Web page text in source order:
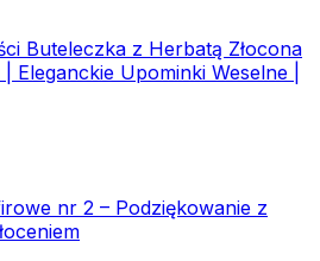
Buteleczka z Herbatą Złocona
Eleganckie Upominki Weselne |
nr 2 – Podziękowanie z